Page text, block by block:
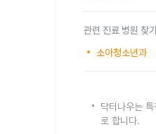
관련 진료 병원 찾
소아청소년과
닥터나우는
로 합니다.